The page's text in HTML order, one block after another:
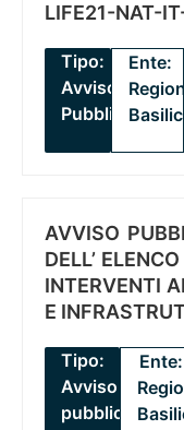
LIFE21-NAT-
Tipo:
Avviso
Pubblico
Ente:
AVVISO
DELL’
INTERVENTI
E
Tipo:
Avviso
pubblico
Ente: